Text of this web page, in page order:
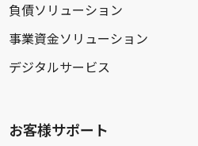
負債ソリューション
事業資金ソリューション
デジタルサービス
お客様サポート